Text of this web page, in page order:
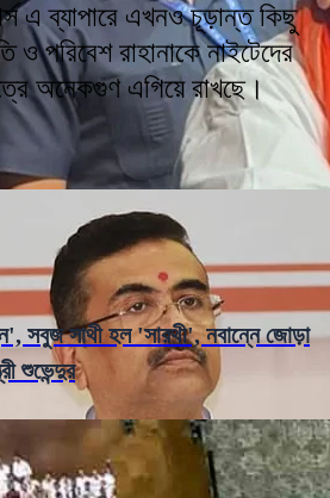
এ ব্যাপারে এখনও চূড়ান্ত কিছু
ও পরিবেশ রাহানাকে নাইটেদের
অনেকগুণ এগিয়ে রাখছে।
সবুজ সাথী হল 'সারথী', নবান্নে জোড়া
শুভেন্দুর